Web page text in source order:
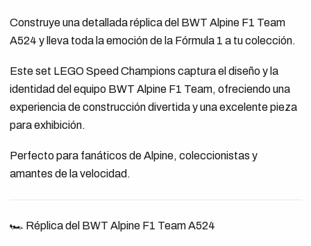
Construye una detallada réplica del BWT Alpine F1 Team
A524 y lleva toda la emoción de la Fórmula 1 a tu colección.
Este set LEGO Speed Champions captura el diseño y la
identidad del equipo BWT Alpine F1 Team, ofreciendo una
experiencia de construcción divertida y una excelente pieza
para exhibición.
Perfecto para fanáticos de Alpine, coleccionistas y
amantes de la velocidad.
🏎️ Réplica del BWT Alpine F1 Team A524